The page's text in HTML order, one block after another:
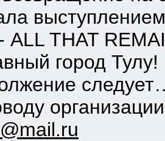
ALL THAT
город Тулу!
организации